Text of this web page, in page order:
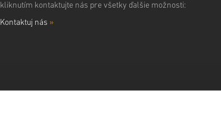
kliknutím kontaktujte nás pre všetky ďalšie možnosti:
Kontaktuj nás »